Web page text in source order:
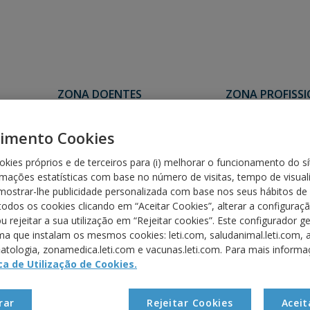
ZONA DOENTES ZONA
Cipreste
(Betula alba)
(Ligustrum vulgare)
(
Cipreste (Cupressus arizonica)
Floração: Inverno
Cookies
próprios e de terceiros para (i) melhorar o funcionamento do
estatísticas com base no número de visitas, tempo de
lhe publicidade personalizada com base nos seus hábitos de
os cookies clicando em “Aceitar Cookies”, alterar a
rejeitar a sua utilização em “Rejeitar cookies”. Este configurador
que instalam os mesmos cookies: leti.com, saludanimal.leti.com,
zonamedica.leti.com e vacunas.leti.com. Para mais
de Utilização de Cookies.
Rejeitar Cookies